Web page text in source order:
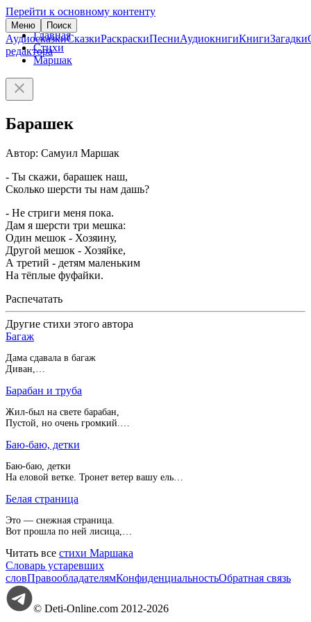
Перейти к основному контенту
Меню Поиск
АудиосказкиСказкиРаскраскиПесниАудиокнигиКнигиЗагадки
редактора
Главная
Стихи
Маршак
Барашек
Автор: Самуил Маршак
- Ты скажи, барашек наш,
Сколько шерсти ты нам дашь?
- Не стриги меня пока.
Дам я шерсти три мешка:
Один мешок - Хозяину,
Другой мешок - Хозяйке,
А третий - детям маленьким
На тёплые фуфайки.
Распечатать
Другие стихи этого автора
Багаж
Дама сдавала в багаж
Диван,…
Барабан и труба
Жил-был на свете барабан,
Пустой, но очень громкий.…
Баю-баю, детки
Баю-баю, детки
На еловой ветке. Тронет ветер вашу ель…
Белая страница
Это — снежная страница.
Вот прошла по ней лисица,…
Читать все стихи Маршака
Словарь устаревших
словПравообладателямКонфиденциальностьОбратная связь
© Deti-Online.com 2012-2026